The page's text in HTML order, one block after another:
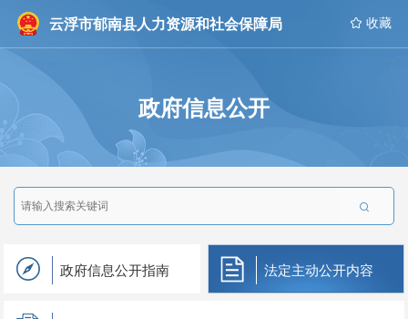
云浮市郁南县人力资源和社会保障局  收藏
政府信息公开

政府信息公开指南 法定主动公开内容